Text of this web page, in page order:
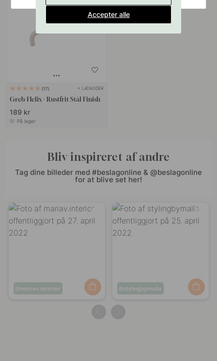
17 + LÆNGDER
Greb Helix - Rustfrit Stål Finish
189 kr
På lager
Bliv inspireret af andre
Tag dine billeder med #beslagonline & @beslagonline
for at blive set her!
Opslag
mariav.interior
Opslag
stylingbymalla
Accepter alle